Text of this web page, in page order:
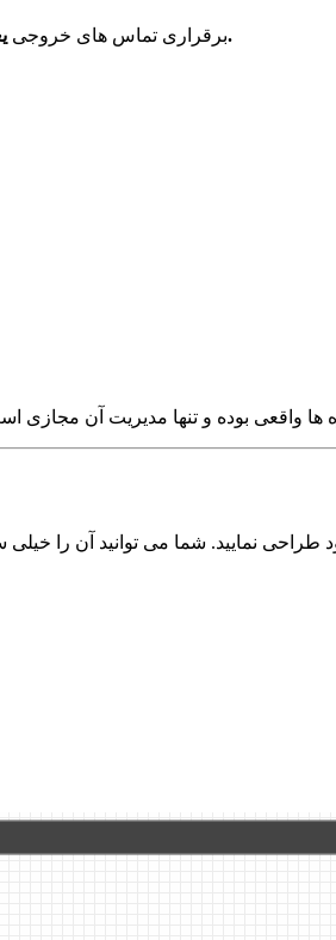
برقراری تماس های خروجییعنی با شماره خریداری شده به دیگران تماس بگیرید و آنها آن شماره تماس را خواهند دید.